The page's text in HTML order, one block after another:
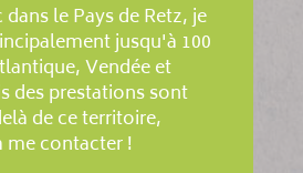
le Pays de Retz, je
jusqu'à 100
Vendée et
des prestations sont
de ce territoire,
me contacter !